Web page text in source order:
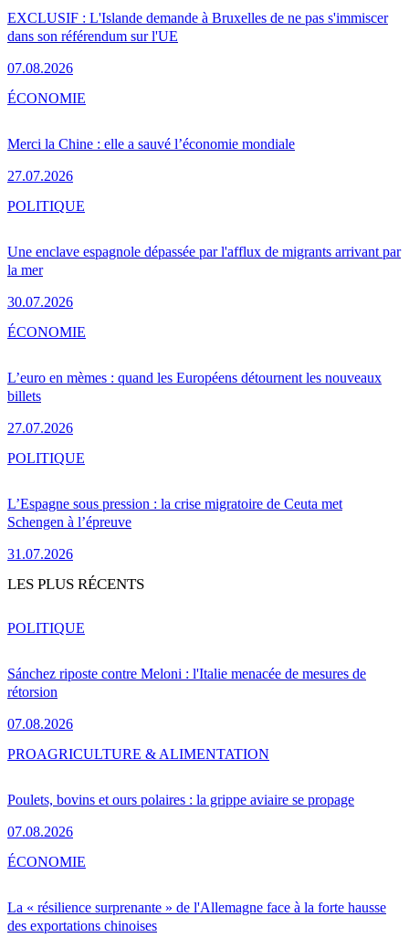
EXCLUSIF : L'Islande demande à Bruxelles de ne pas s'immiscer
dans son référendum sur l'UE
07.08.2026
Merci la Chine : elle a sauvé l’économie mondiale
27.07.2026
ÉCONOMIE
Une enclave espagnole dépassée par l'afflux de migrants arrivant par
la mer
30.07.2026
POLITIQUE
L’euro en mèmes : quand les Européens détournent les nouveaux
billets
27.07.2026
ÉCONOMIE
L’Espagne sous pression : la crise migratoire de Ceuta met
Schengen à l’épreuve
31.07.2026
POLITIQUE
LES PLUS RÉCENTS
Sánchez riposte contre Meloni : l'Italie menacée de mesures de
rétorsion
07.08.2026
POLITIQUE
Poulets, bovins et ours polaires : la grippe aviaire se propage
07.08.2026
PROAGRICULTURE & ALIMENTATION
La « résilience surprenante » de l'Allemagne face à la forte hausse
des exportations chinoises
ÉCONOMIE